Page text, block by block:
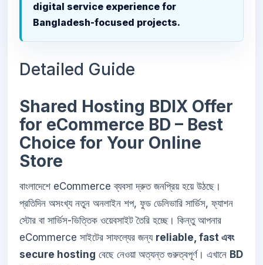
digital service experience for
Bangladesh-focused projects.
Detailed Guide
Shared Hosting BDIX Offer
for eCommerce BD – Best
Choice for Your Online
Store
বাংলাদেশে eCommerce ব্যবসা দ্রুত জনপ্রিয় হয়ে উঠছে।
প্রতিদিন অসংখ্য নতুন অনলাইন শপ, ফুড ডেলিভারি সার্ভিস, ফ্যাশন
স্টোর বা সার্ভিস-ভিত্তিক ওয়েবসাইট তৈরি হচ্ছে। কিন্তু আপনার
eCommerce সাইটের সাফল্যের জন্য reliable, fast এবং
secure hosting বেছে নেওয়া অত্যন্ত গুরুত্বপূর্ণ। এখানে BD